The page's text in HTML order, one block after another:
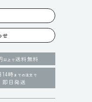
せ
以上で送料無料
14時 までの注文で
即日発送